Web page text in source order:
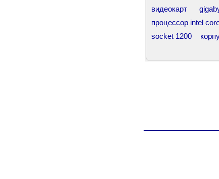
видеокарт
процессор intel
socket 1200